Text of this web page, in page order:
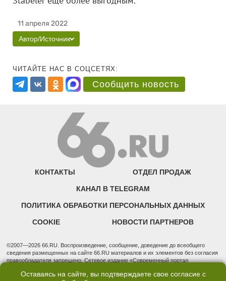
11 апреля 2022
Автор/Источник
ЧИТАЙТЕ НАС В СОЦСЕТЯХ:
Сообщить новость
КОНТАКТЫ ОТДЕЛ ПРОДАЖ
КАНАЛ В TELEGRAM
ПОЛИТИКА ОБРАБОТКИ ПЕРСОНАЛЬНЫХ ДАННЫХ
COOKIE НОВОСТИ ПАРТНЕРОВ
©2007—2026 66.RU. Воспроизведение, сообщение, доведение до всеобщего
сведения размещенных на сайте 66.RU материалов и их элементов без согласия
правообладателя запрещено. Сетевое издание «Современный портал
надзору в сфере связи, информационных технологий и массовых коммуникаций
Оставаясь на сайте, вы подтверждаете свое согласие с